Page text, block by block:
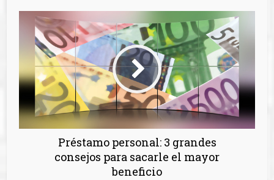
Préstamo personal: 3 grandes
consejos para sacarle el mayor
beneficio